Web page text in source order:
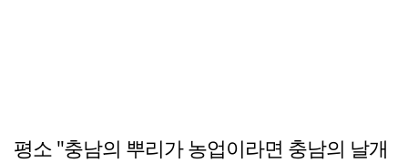
평소 "충남의 뿌리가 농업이라면 충남의 날개